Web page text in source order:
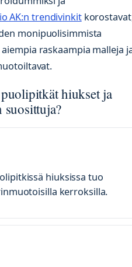
AK:n trendivinkit
monipuolisimmista
raskaampia malleja
hiukset ja
hiuksissa tuo
kerroksilla.